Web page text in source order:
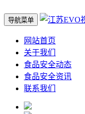
导航菜单
网站首页
关于我们
食品安全动态
食品安全资讯
联系我们